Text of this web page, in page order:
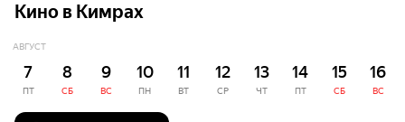
Кино в Кимрах
АВГУСТ
7
ПТ
8
СБ
9
ВС
10
ПН
11
ВТ
12
СР
13
ЧТ
14
ПТ
15
СБ
16
ВС